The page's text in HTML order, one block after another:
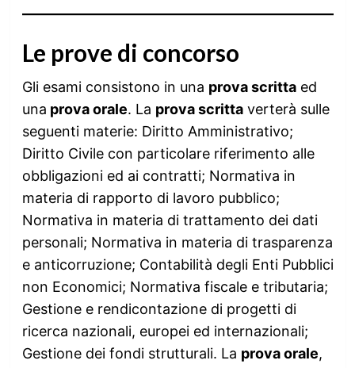
Le prove di concorso
Gli esami consistono in una prova scrittaed
una prova orale. La prova scrittaverterà sulle
seguenti materie: Diritto Amministrativo;
Diritto Civile con particolare riferimento alle
obbligazioni ed ai contratti; Normativa in
materia di rapporto di lavoro pubblico;
Normativa in materia di trattamento dei dati
personali; Normativa in materia di trasparenza
e anticorruzione; Contabilità degli Enti Pubblici
non Economici; Normativa fiscale e tributaria;
Gestione e rendicontazione di progetti di
ricerca nazionali, europei ed internazionali;
Gestione dei fondi strutturali. La prova orale,